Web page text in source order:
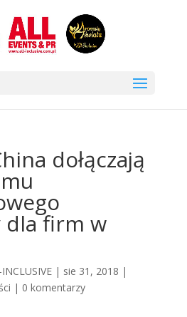
dołączają
dla firm w
| sie 31, 2018 |
| 0 komentarzy